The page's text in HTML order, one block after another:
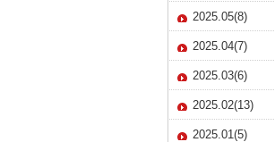
2025.05(8)
2025.04(7)
2025.03(6)
2025.02(13)
2025.01(5)